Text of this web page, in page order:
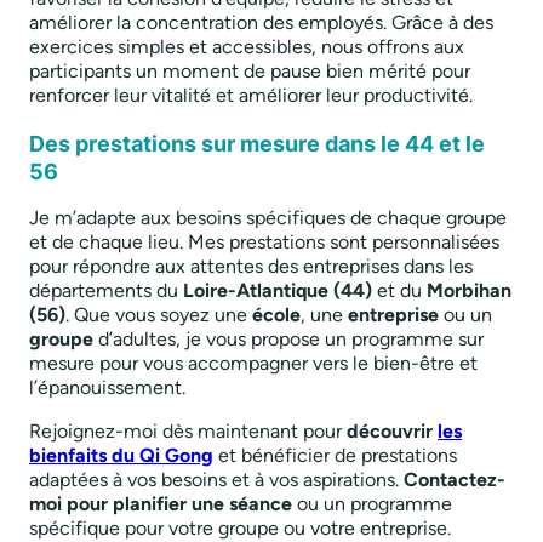
améliorer la concentration des employés. Grâce à des
exercices simples et accessibles, nous offrons aux
participants un moment de pause bien mérité pour
renforcer leur vitalité et améliorer leur productivité.
Des prestations sur mesure dans le 44 et le
56
Je m’adapte aux besoins spécifiques de chaque groupe
et de chaque lieu. Mes prestations sont personnalisées
pour répondre aux attentes des entreprises dans les
départements du Loire-Atlantique (44) et du Morbihan
(56). Que vous soyez une école, une entreprise ou un
groupe d’adultes, je vous propose un programme sur
mesure pour vous accompagner vers le bien-être et
l’épanouissement.
Rejoignez-moi dès maintenant pourdécouvrir les
bienfaits du Qi Gong et bénéficier de prestations
adaptées à vos besoins et à vos aspirations. Contactez-
moi pour planifier une séance ou un programme
spécifique pour votre groupe ou votre entreprise.